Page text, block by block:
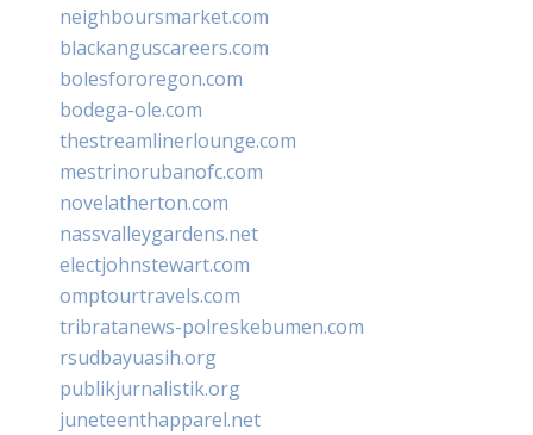
neighboursmarket.com
blackanguscareers.com
bolesfororegon.com
bodega-ole.com
thestreamlinerlounge.com
mestrinorubanofc.com
novelatherton.com
nassvalleygardens.net
electjohnstewart.com
omptourtravels.com
tribratanews-polreskebumen.com
rsudbayuasih.org
publikjurnalistik.org
juneteenthapparel.net